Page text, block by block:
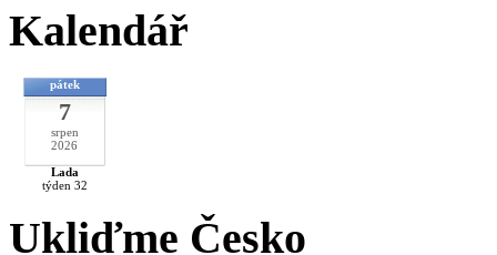
Kalendář
pátek
7
srpen
2026
Lada
týden 32
Ukliďme Česko